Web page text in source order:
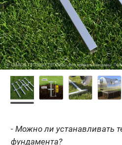
- Можно ли устанавливать
фундамента?